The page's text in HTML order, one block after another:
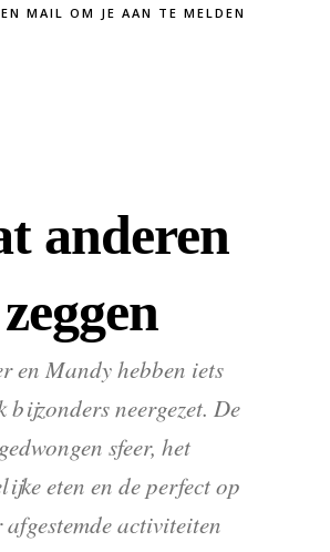
MAIL OM JE AAN TE MELDEN
anderen
zeggen
en Mandy hebben iets
bijzonders neergezet. De
sfeer, het
eten en de perfect op
activiteiten